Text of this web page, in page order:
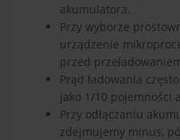
akumulatora.
Przy wyborze
urządzenie
przed
Prąd ładowania
jako 1/10 pojemności
Przy odłączaniu
zdejmujemy minus,